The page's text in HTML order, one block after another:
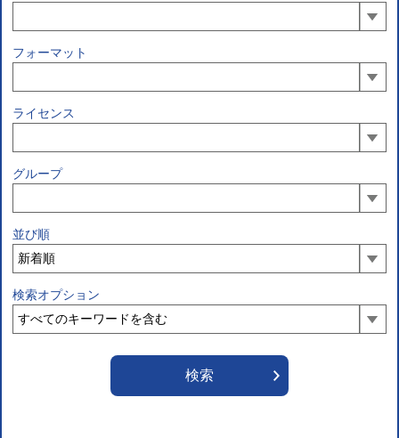
フォーマット
ライセンス
グループ
並び順
検索オプション